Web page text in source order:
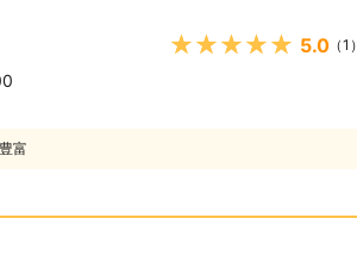
まくできるか不安に感じる人も多いのではない
ケガをされている方やご高齢の方だと屋根に
ような除雪作
根の雪下ろしから周辺の雪かきまで幅広く対
★★★★★ 5.0（1）
富